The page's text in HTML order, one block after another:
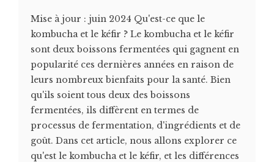
Mise à jour : juin 2024 Qu'est-ce que le
kombucha et le kéfir ? Le kombucha et le kéfir
sont deux boissons fermentées qui gagnent en
popularité ces dernières années en raison de
leurs nombreux bienfaits pour la santé. Bien
qu'ils soient tous deux des boissons
fermentées, ils diffèrent en termes de
processus de fermentation, d'ingrédients et de
goût. Dans cet article, nous allons explorer ce
qu'est le kombucha et le kéfir, et les différences